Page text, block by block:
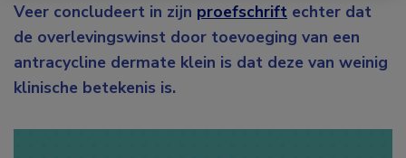
Veer concludeert in zijn proefschrift echter dat
de overlevingswinst door toevoeging van een
antracycline dermate klein is dat deze van weinig
klinische betekenis is.